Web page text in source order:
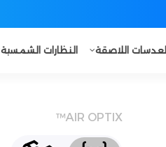
العدسات اللاصقة النظارات الشمسية
AIR OPTIX™